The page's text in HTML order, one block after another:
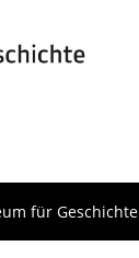
für Geschichte